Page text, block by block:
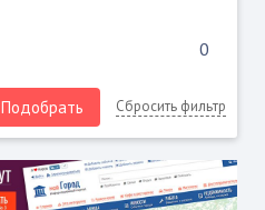
Подобрать Сбросить фильтр